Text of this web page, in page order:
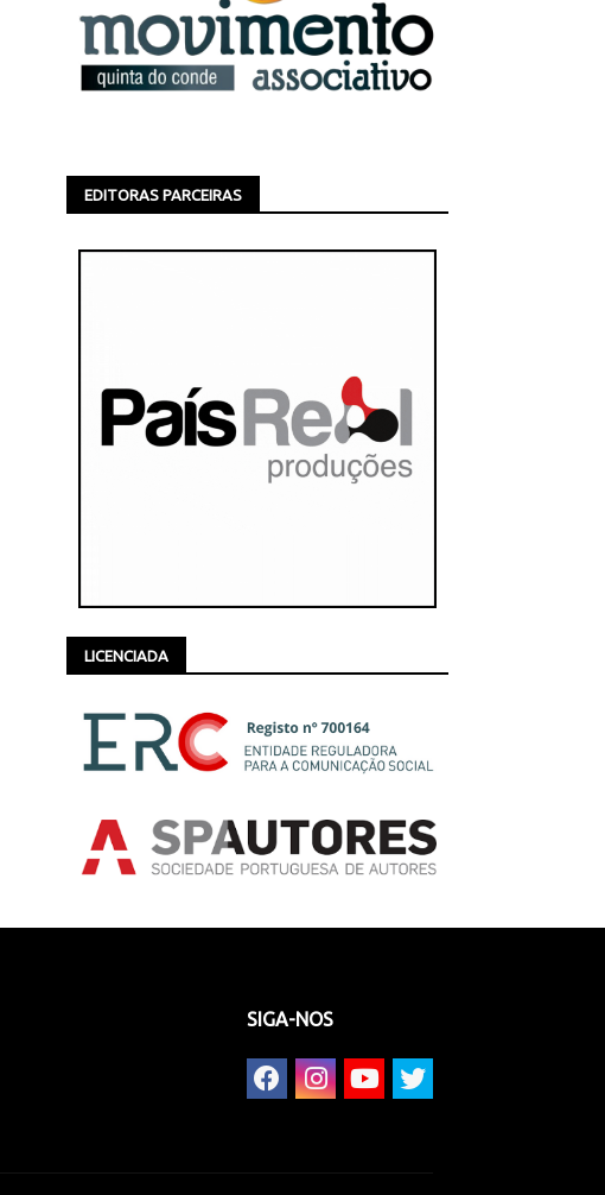
EDITORAS PARCEIRAS
LICENCIADA
SIGA-NOS